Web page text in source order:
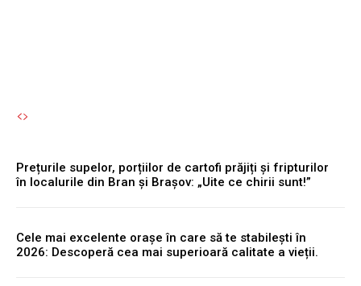
Prețurile supelor, porțiilor de cartofi prăjiți și fripturilor
în localurile din Bran și Brașov: „Uite ce chirii sunt!”
Cele mai excelente orașe în care să te stabilești în
2026: Descoperă cea mai superioară calitate a vieții.